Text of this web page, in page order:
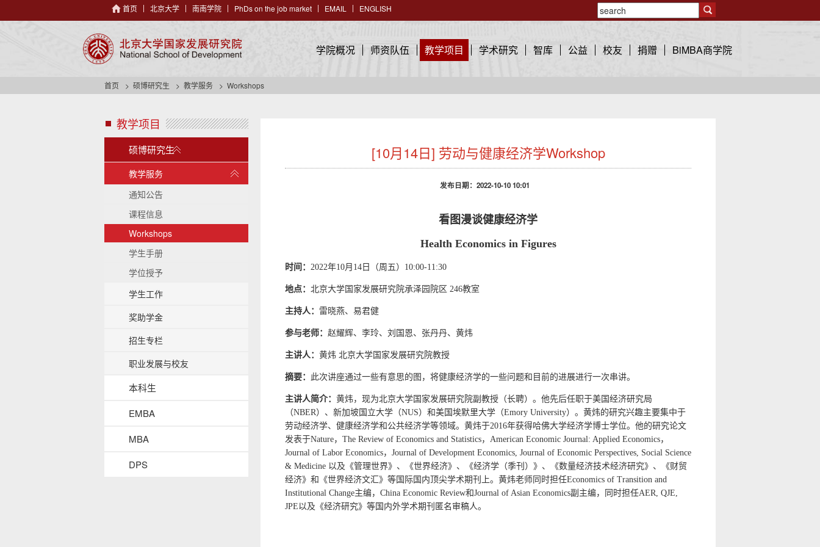
首页 北京大学 南南学院 PhDs on the job market EMAIL ENGLISH
学院概况 师资队伍 教学项目 学术研究 智库 公益 校友 捐赠 BiMBA商学院
首页 硕博研究生 教学服务 Workshops
教学项目 s
i
d
e
a
e
a
d
u
硕博研究生
开
收
教学服务
展
起
通知公告
课程信息
Workshops
学生手册
学位授予
学生工作
奖助学金
招生专栏
职业发展与校友
本科生
EMBA
MBA
DPS
[10月14日] 劳动与健康经济学Workshop
发布日期：2022-10-10 10:01
看图漫谈健康经济学
Health Economics in Figures
时间： 2022年10月14日（周五）10:00-11:30
地点： 北京大学国家发展研究院承泽园院区 246教室
主持人： 雷晓燕、易君健
参与老师： 赵耀辉、李玲、刘国恩、张丹丹、黄炜
主讲人： 黄炜 北京大学国家发展研究院教授
摘要： 此次讲座通过一些有意思的图，将健康经济学的一些问题和目前的进展进行一次串讲。
主讲人简介： 黄炜，现为北京大学国家发展研究院副教授（长聘）。他先后任职于美国经济研究局
（NBER）、新加坡国立大学（NUS）和美国埃默里大学（Emory University）。黄炜的研究兴趣主要集中于
劳动经济学、健康经济学和公共经济学等领域。黄炜于2016年获得哈佛大学经济学博士学位。他的研究论文
发表于Nature，The Review of Economics and Statistics，American Economic Journal: Applied Economics，
Journal of Labor Economics，Journal of Development Economics, Journal of Economic Perspectives, Social Science
& Medicine 以及《管理世界》、《世界经济》、《经济学（季刊）》、《数量经济技术经济研究》、《财贸
经济》和《世界经济文汇》等国际国内顶尖学术期刊上。黄炜老师同时担任Economics of Transition and
Institutional Change主编， China Economic Review和Journal of Asian Economics副主编，同时担任AER, QJE,
JPE以及《经济研究》等国内外学术期刊匿名审稿人。